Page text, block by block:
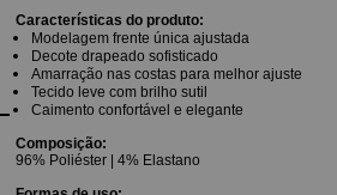
Características do produto:
Modelagem frente única ajustada
Decote drapeado sofisticado
Amarração nas costas para melhor ajuste
Tecido leve com brilho sutil
Caimento confortável e elegante
Composição:
96% Poliéster | 4% Elastano